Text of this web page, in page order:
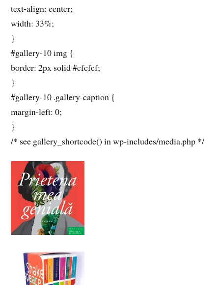
text-align: center;
width: 33%;
}
#gallery-10 img {
border: 2px solid #cfcfcf;
}
#gallery-10 .gallery-caption {
margin-left: 0;
}
/* see gallery_shortcode() in wp-includes/media.php */